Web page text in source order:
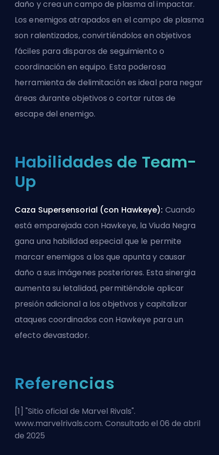
daño y crea un campo de plasma al impactar.
Los enemigos atrapados en el campo de plasma
son ralentizados, convirtiéndolos en objetivos
fáciles para disparos de seguimiento o
coordinación en equipo. Esta poderosa
herramienta de delimitación es ideal para negar
áreas durante objetivos o cortar rutas de
escape del enemigo.
Habilidades de Team-
Up
Caza Supersensorial (con Hawkeye): Cuando
está emparejada con Hawkeye, la Viuda Negra
gana una habilidad especial que le permite
marcar enemigos a los que apunta y causar
daño a sus imágenes posteriores. Esta sinergia
aumenta su letalidad, permitiéndole aplicar
presión adicional a los objetivos y capitalizar
ataques coordinados con Hawkeye para un
efecto devastador.
Referencias
[1] "Sitio oficial de Marvel Rivals".
www.marvelrivals.com. Consultado el 06 de abril
de 2025